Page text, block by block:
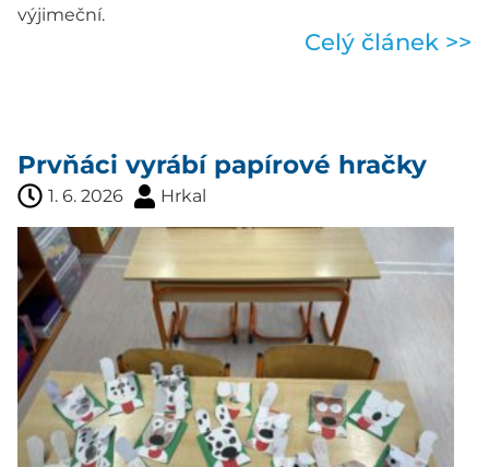
výjimeční.
Celý článek >>
Prvňáci vyrábí papírové hračky
1. 6. 2026 Hrkal